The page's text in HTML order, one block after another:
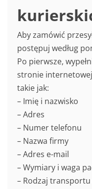
Aby zamówić
postępuj według
Po pierwsze,
stronie
takie jak:
– Imię i nazwisko
– Adres
– Numer telefonu
– Nazwa firmy
– Adres e-mail
– Wymiary i waga
– Rodzaj